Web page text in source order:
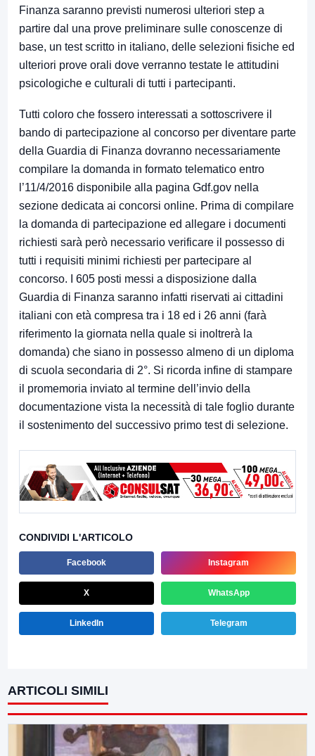
Finanza saranno previsti numerosi ulteriori step a
partire dal una prove preliminare sulle conoscenze di
base, un test scritto in italiano, delle selezioni fisiche ed
ulteriori prove orali dove verranno testate le attitudini
psicologiche e culturali di tutti i partecipanti.
Tutti coloro che fossero interessati a sottoscrivere il
bando di partecipazione al concorso per diventare parte
della Guardia di Finanza dovranno necessariamente
compilare la domanda in formato telematico entro
l’11/4/2016 disponibile alla pagina Gdf.gov nella
sezione dedicata ai concorsi online. Prima di compilare
la domanda di partecipazione ed allegare i documenti
richiesti sarà però necessario verificare il possesso di
tutti i requisiti minimi richiesti per partecipare al
concorso. I 605 posti messi a disposizione dalla
Guardia di Finanza saranno infatti riservati ai cittadini
italiani con età compresa tra i 18 ed i 26 anni (farà
riferimento la giornata nella quale si inoltrerà la
domanda) che siano in possesso almeno di un diploma
di scuola secondaria di 2°. Si ricorda infine di stampare
il promemoria inviato al termine dell’invio della
documentazione vista la necessità di tale foglio durante
il sostenimento del successivo primo test di selezione.
CONDIVIDI L'ARTICOLO
Facebook Instagram
X WhatsApp
LinkedIn Telegram
ARTICOLI SIMILI